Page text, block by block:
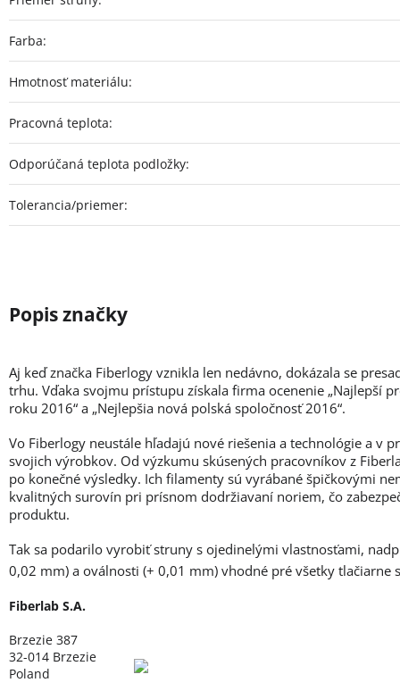
Farba:
Hmotnosť materiálu:
Pracovná teplota:
Odporúčaná teplota podložky:
Tolerancia/priemer:
Aj keď značka Fiberlogy vznikla len nedávno, dokázala se
trhu. Vďaka svojmu prístupu získala firma ocenenie „Najlepší
roku 2016“ a „Nejlepšia nová polská spoločnosť 2016“.
Vo Fiberlogy neustále hľadajú nové riešenia a technológie a v
svojich výrobkov. Od výzkumu skúsených pracovníkov z
po konečné výsledky. Ich filamenty sú vyrábané špičkovými
kvalitných surovín pri prísnom dodržiavaní noriem, čo
produktu.
Tak sa podarilo vyrobiť struny s ojedinelými vlastnosťami,
0,02 mm) a oválnosti (+ 0,01 mm) vhodné pré všetky tlačiarne
Fiberlab S.A.
Brzezie 387
32-014 Brzezie
Poland